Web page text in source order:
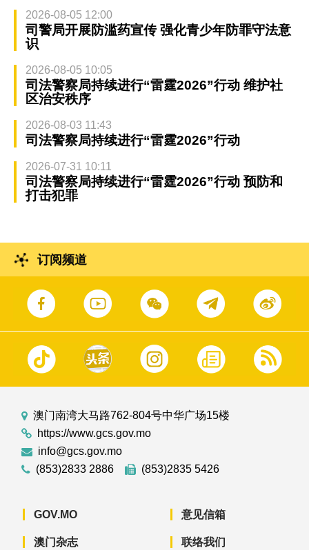
2026-08-05 12:00
司警局开展防滥药宣传 强化青少年防罪守法意
识
2026-08-05 10:05
司法警察局持续进行“雷霆2026”行动 维护社
区治安秩序
2026-08-03 11:43
司法警察局持续进行“雷霆2026”行动
2026-07-31 10:11
司法警察局持续进行“雷霆2026”行动 预防和
打击犯罪
订阅频道
澳门南湾大马路762-804号中华广场15楼
https://www.gcs.gov.mo
info@gcs.gov.mo
(853)2833 2886
(853)2835 5426
GOV.MO
澳门杂志
意见信箱
联络我们